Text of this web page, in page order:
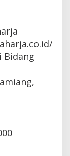
Bidang